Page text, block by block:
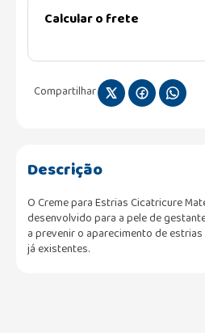
Calcular o frete
Compartilhar
Descrição
O Creme para Estrias Cicatricure
desenvolvido para a pele de
a prevenir o aparecimento de
já existentes.